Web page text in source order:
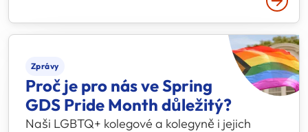
Zprávy
Proč je pro nás ve Spring
GDS Pride Month důležitý?
Naši LGBTQ+ kolegové a kolegyně i jejich